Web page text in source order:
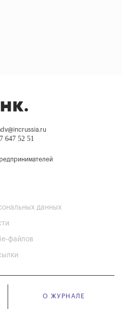
647 52 51
данных
файлов
О ЖУРНАЛЕ